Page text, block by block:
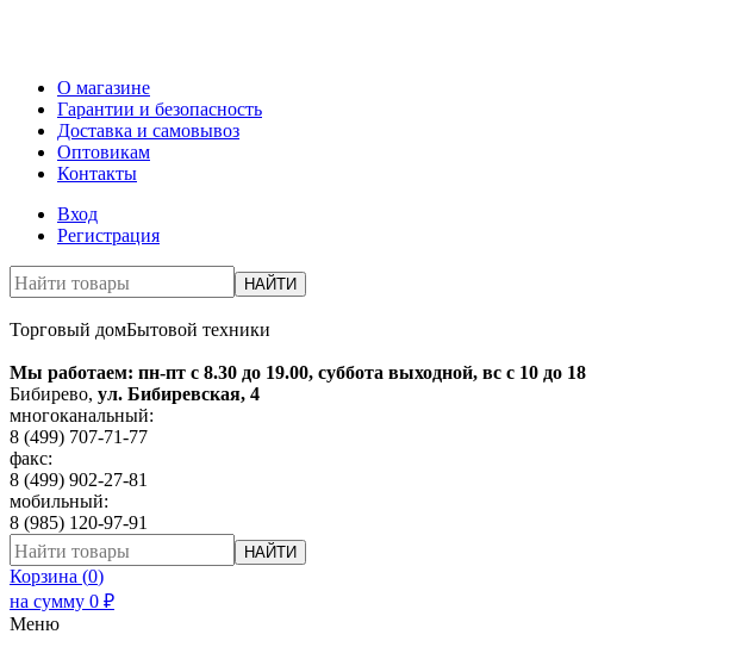
О магазине
Гарантии и безопасность
Доставка и самовывоз
Оптовикам
Контакты
Вход
Регистрация
НАЙТИ
Торговый домБытовой техники
Мы работаем: пн-пт с 8.30 до 19.00, суббота выходной, вс с 10 до 18
Бибирево, ул. Бибиревская, 4
многоканальный:
8 (499) 707-71-77
факс:
8 (499) 902-27-81
мобильный:
8 (985) 120-97-91
НАЙТИ
Корзина (0)
на сумму 0 ₽
Меню